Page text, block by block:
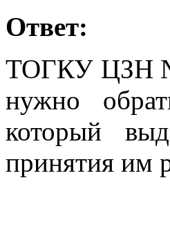
Ответ:
ТОГКУ ЦЗН
нужно
который
принятия им